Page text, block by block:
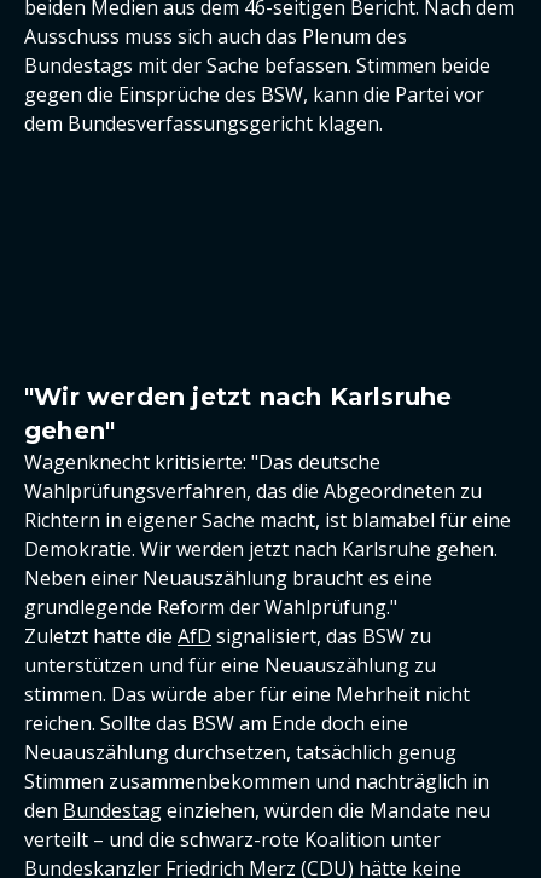
beiden Medien aus dem 46-seitigen Bericht. Nach dem
Ausschuss muss sich auch das Plenum des
Bundestags mit der Sache befassen. Stimmen beide
gegen die Einsprüche des BSW, kann die Partei vor
dem Bundesverfassungsgericht klagen.
"Wir werden jetzt nach Karlsruhe
gehen"
Wagenknecht kritisierte: "Das deutsche
Wahlprüfungsverfahren, das die Abgeordneten zu
Richtern in eigener Sache macht, ist blamabel für eine
Demokratie. Wir werden jetzt nach Karlsruhe gehen.
Neben einer Neuauszählung braucht es eine
grundlegende Reform der Wahlprüfung."
Zuletzt hatte die AfD signalisiert, das BSW zu
unterstützen und für eine Neuauszählung zu
stimmen. Das würde aber für eine Mehrheit nicht
reichen. Sollte das BSW am Ende doch eine
Neuauszählung durchsetzen, tatsächlich genug
Stimmen zusammenbekommen und nachträglich in
den Bundestageinziehen, würden die Mandate neu
verteilt – und die schwarz-rote Koalition unter
Bundeskanzler Friedrich Merz (CDU) hätte keine